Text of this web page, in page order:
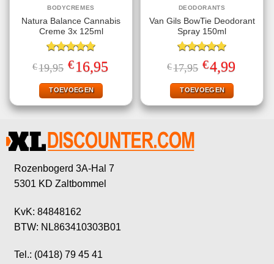
BODYCREMES
Natura Balance Cannabis
Creme 3x 125ml
Gewaardeerd
5.00uit 5
€19,95 Oorspronkelijke
prijs
was:
€19,95.
€16,95prijs
TOEVOEGEN
DEODORANTS
Van Gils BowTie Deodorant
Spray 150ml
Gewaardeerd
5.00uit 5
€17,95 Oorspronkelijke
prijs
was:
€17,95.
€4,99Huidige
prijs
TOEVOEGEN
Rozenbogerd 3A-Hal 7
5301 KD Zaltbommel
KvK: 84848162
BTW: NL863410303B01
Tel.: (0418) 79 45 41